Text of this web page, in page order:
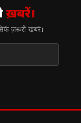
ख़बरें।
ज़रूरी खबरें।